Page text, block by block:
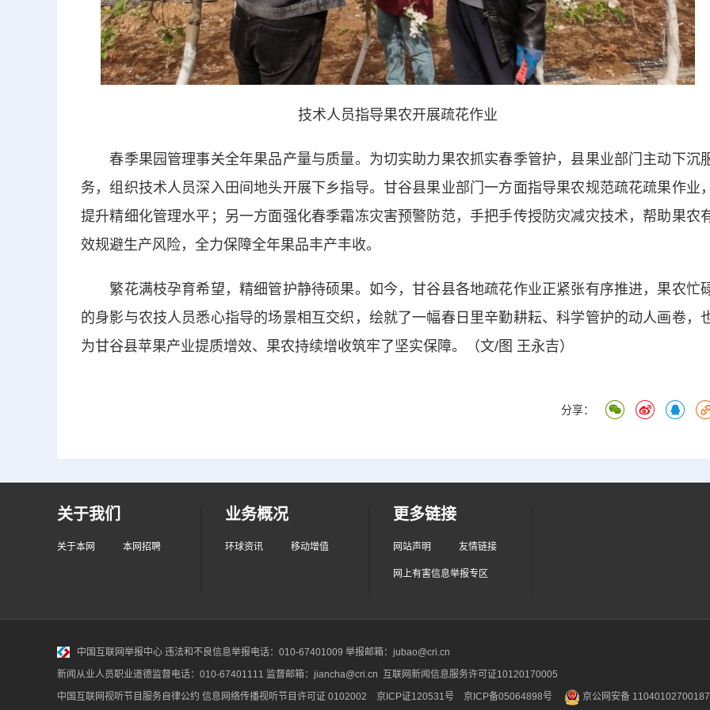
技术人员指导果农开展疏花作业
春季果园管理事关全年果品产量与质量。为切实助力果农抓实春季管护，县果业部门主动下沉
务，组织技术人员深入田间地头开展下乡指导。甘谷县果业部门一方面指导果农规范疏花疏果作业，
提升精细化管理水平；另一方面强化春季霜冻灾害预警防范，手把手传授防灾减灾技术，帮助果农
效规避生产风险，全力保障全年果品丰产丰收。
繁花满枝孕育希望，精细管护静待硕果。如今，甘谷县各地疏花作业正紧张有序推进，果农忙
的身影与农技人员悉心指导的场景相互交织，绘就了一幅春日里辛勤耕耘、科学管护的动人画卷，
为甘谷县苹果产业提质增效、果农持续增收筑牢了坚实保障。（文/图 王永吉）
分享：
关于我们
关于本网 本网招聘
业务概况
环球资讯 移动增值
更多链接
网站声明 友情链接
网上有害信息举报专区
中国互联网举报中心 违法和不良信息举报电话：010-67401009 举报邮箱：jubao@cri.cn
新闻从业人员职业道德监督电话：010-67401111 监督邮箱：jiancha@cri.cn 互联网新闻信息服务许可证10120170005
中国互联网视听节目服务自律公约 信息网络传播视听节目许可证 0102002 京ICP证120531号 京ICP备05064898号 京公网安备